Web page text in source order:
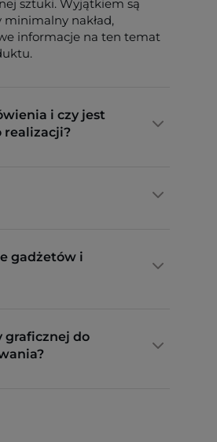
sztuki. Wyjątkiem są
minimalny nakład,
informacje na ten temat
i czy jest
realizacji?
gadżetów i
graficznej do